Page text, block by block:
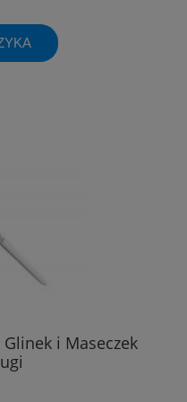
Glinek i Maseczek